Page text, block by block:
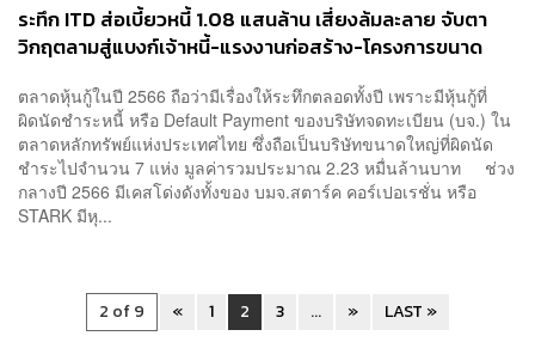
ระทึก ITD ส่อเบี้ยวหนี้ 1.08 แสนล้าน เสี่ยงล้มละลาย จับตา
วิกฤตลามสู่แบงก์เจ้าหนี้-แรงงานก่อสร้าง-โครงการขนาด
ตลาดหุ้นกู้ในปี 2566 ถือว่ามีเรื่องให้ระทึกตลอดทั้งปี เพราะมีหุ้นกู้ที่
ผิดนัดชำระหนี้ หรือ Default Payment ของบริษัทจดทะเบียน (บจ.) ใน
ตลาดหลักทรัพย์แห่งประเทศไทย ซึ่งถือเป็นบริษัทขนาดใหญ่ที่ผิดนัด
ชำระไปจำนวน 7 แห่ง มูลค่ารวมประมาณ 2.23 หมื่นล้านบาท ช่วง
กลางปี 2566 มีเคสโด่งดังทั้งของ บมจ.สตาร์ค คอร์เปอเรชั่น หรือ
STARK มีหุ...
2 of 9 « 1 2 3 ... » LAST »